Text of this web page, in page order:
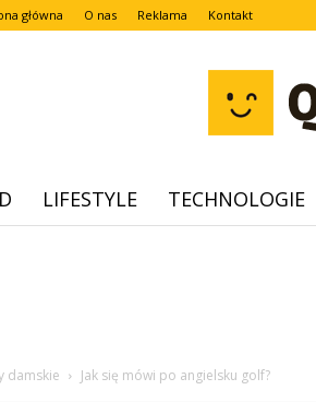
główna O nas Reklama Kontakt
LIFESTYLE TECHNOLOGIE
damskie Jak się mówi po angielsku golf?